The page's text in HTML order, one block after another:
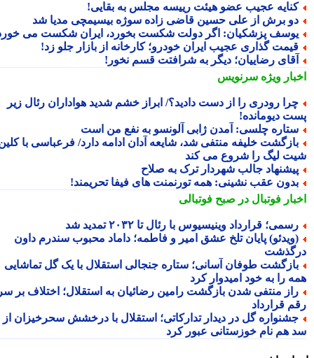
عجیب عضو هیئت رییسه مجلس به بقایی!
برش از علی حسین قاضی زاده سوژه بیسیمچی مدیا شد
پزشکیان: اگر دولت شکست بخورد، ایران شکست می خورد
گذاری عجیب ایران خودرو؛ کارخانه از بازار جلو زد!
رضاییان؛ دیگر به شرافتت قسم نخور!
ویژهسرنویس
رودری را از دست دادید؟/ ابراز خشم شدید هواداران رئال زیر
دیومانده!
چلسی: آمدن ژابی آلونسو به نفع من است
خلیفه منتفی شد، شایعه آدان ادامه دارد/ فرعباسی با کلین
لیگ را شروع می کند
جالب شهردار ترک به صلاح
عقب نشینی: همه تورنمنت های فیفا تحریمند!
فوتبال در صبح فوتبالی
قرارداد وینیسیوس با رئال تا ۲۰۳۲ تمدید شد
پایان تلخ عشق امیر و فاطمه؛ داماد محبوب سندرم داون
طوفان آسانی؛ ستاره جنجالی استقلال با یک گل تماشایی
را به خود امیدوار کرد
منتفی شدن بازگشت رامین رضائیان به استقلال؛ اختلاف بر سر
قرارداد
گل در دیدار تدارکاتی؛ استقلال با درخشش سحرخیزان از
هم نام خوزستانی عبور کرد